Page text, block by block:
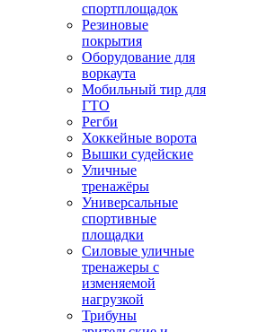
спортплощадок
Резиновые
покрытия
Оборудование для
воркаута
Мобильный тир для
ГТО
Регби
Хоккейные ворота
Вышки судейские
Уличные
тренажёры
Универсальные
спортивные
площадки
Силовые уличные
тренажеры с
изменяемой
нагрузкой
Трибуны